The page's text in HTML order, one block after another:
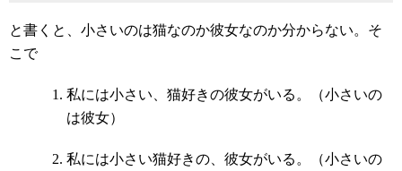
と書くと、小さいのは猫なのか彼女なのか分からない。そ
こで
私には小さい、猫好きの彼女がいる。（小さいの
は彼女）
私には小さい猫好きの、彼女がいる。（小さいの